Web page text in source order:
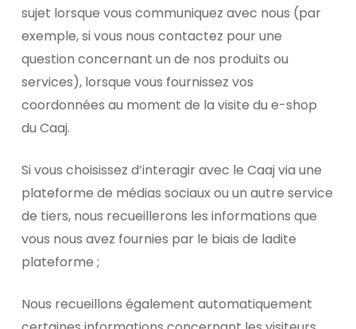
sujet lorsque vous communiquez avec nous (par
exemple, si vous nous contactez pour une
question concernant un de nos produits ou
services), lorsque vous fournissez vos
coordonnées au moment de la visite du e-shop
du Caaj.
Si vous choisissez d’interagir avec le Caaj via une
plateforme de médias sociaux ou un autre service
de tiers, nous recueillerons les informations que
vous nous avez fournies par le biais de ladite
plateforme ;
Nous recueillons également automatiquement